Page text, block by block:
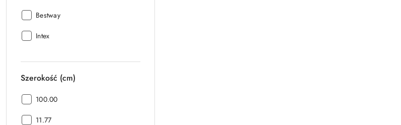
Producent:
Bestway
Producent:
Intex
Szerokość (cm)
Szerokość
100.00
Szerokość
11.77